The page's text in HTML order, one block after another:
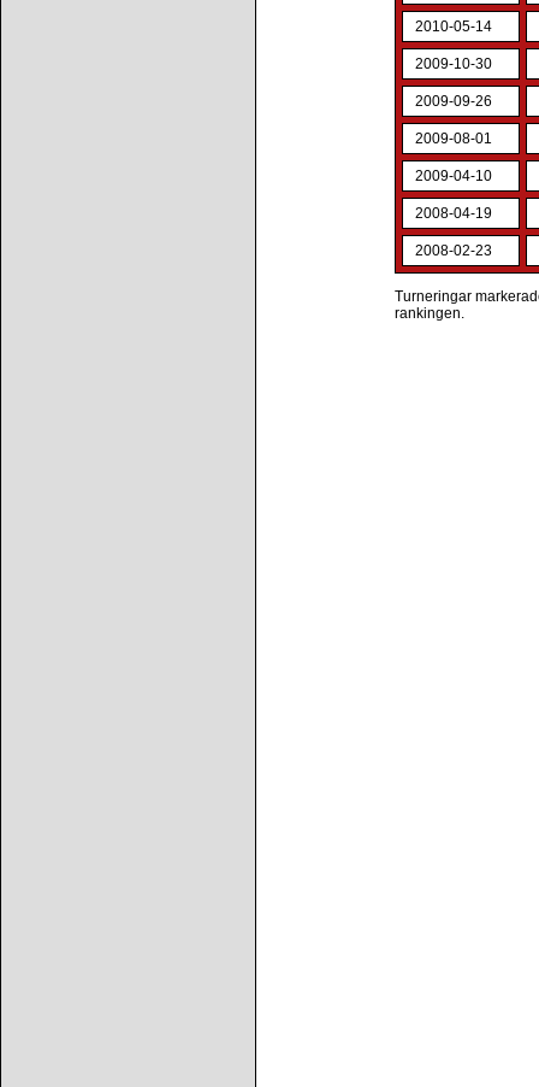
2010-05-14
2009-10-30
2009-09-26
2009-08-01
2009-04-10
2008-04-19
2008-02-23
Turneringar
rankingen.